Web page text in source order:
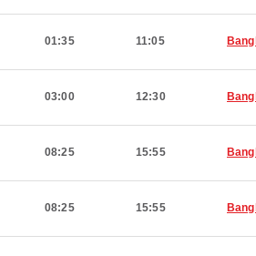
01:35 11:05
03:00 12:30
08:25 15:55
08:25 15:55